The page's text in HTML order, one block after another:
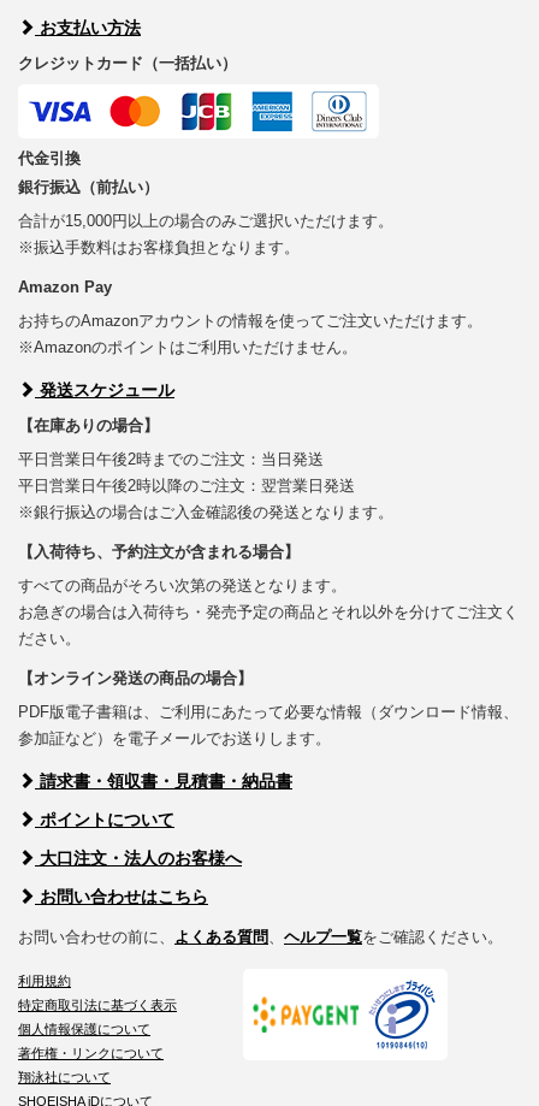
お支払い方法
クレジットカード（一括払い）
代金引換
銀行振込（前払い）
合計が15,000円以上の場合のみご選択いただけます。
※振込手数料はお客様負担となります。
Amazon Pay
お持ちのAmazonアカウントの情報を使ってご注文いただけます。
※Amazonのポイントはご利用いただけません。
発送スケジュール
【在庫ありの場合】
平日営業日午後2時までのご注文：当日発送
平日営業日午後2時以降のご注文：翌営業日発送
※銀行振込の場合はご入金確認後の発送となります。
【入荷待ち、予約注文が含まれる場合】
すべての商品がそろい次第の発送となります。
お急ぎの場合は入荷待ち・発売予定の商品とそれ以外を分けてご注文く
ださい。
【オンライン発送の商品の場合】
PDF版電子書籍は、ご利用にあたって必要な情報（ダウンロード情報、
参加証など）を電子メールでお送りします。
請求書・領収書・見積書・納品書
ポイントについて
大口注文・法人のお客様へ
お問い合わせはこちら
お問い合わせの前に、 よくある質問 ヘルプ一覧をご確認ください。
利用規約
特定商取引法に基づく表示
個人情報保護について
著作権・リンクについて
翔泳社について
SHOEISHA iDについて